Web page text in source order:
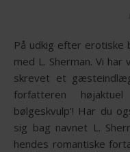
På udkig efter erotiske bøger? Så anbefaler vi en sommer
med L. Sherman. Vi
skrevet et
forfatteren
bølgeskvulp‘! Har du
sig bag navnet L.
hendes romantiske